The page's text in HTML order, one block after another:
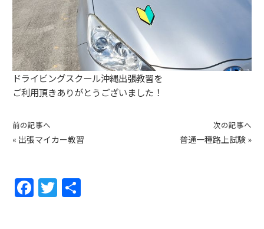
ドライビングスクール沖縄出張教習を
ご利用頂きありがとうございました！
前の記事へ
« 出張マイカー教習
次の記事へ
普通一種路上試験 »
F
a
T
w